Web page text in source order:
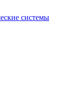
системы